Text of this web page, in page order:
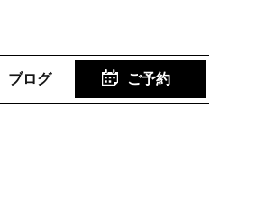
ブログ ご予約